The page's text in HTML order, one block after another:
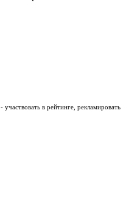
участвовать в рейтинге, рекламировать